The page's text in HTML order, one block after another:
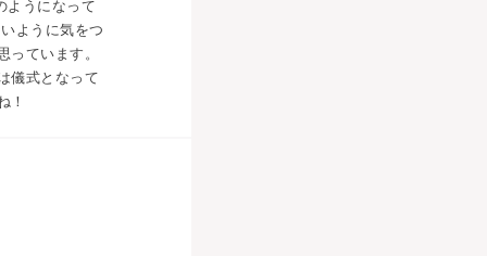
ようになって
ように気をつ
ています。
儀式となって
！